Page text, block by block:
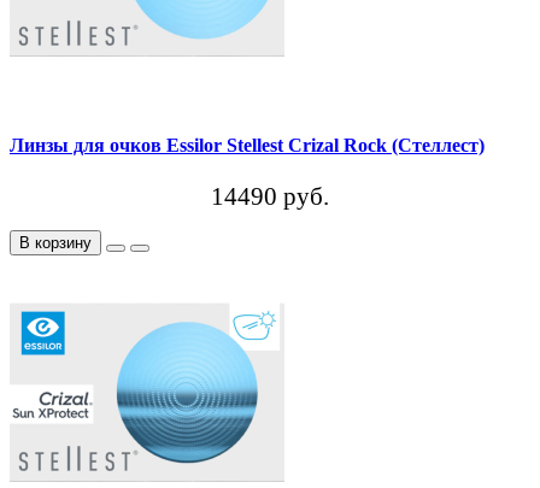
Линзы для очков Essilor Stellest Crizal Rock (Стеллест)
14490 руб.
В корзину